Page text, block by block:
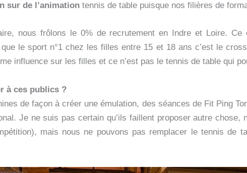
sur de l’animation tennis de table puisque nos filières de
nous frôlons le 0% de recrutement en Indre et Loire. Ce
le sport n°1 chez les filles entre 15 et 18 ans c’est le
influence sur les filles et ce n’est pas le tennis de table qui
à ces publics ?
de façon à créer une émulation, des séances de Fit Ping
Je ne suis pas certain qu’ils faillent proposer autre chose,
mais nous ne pouvons pas remplacer le tennis de